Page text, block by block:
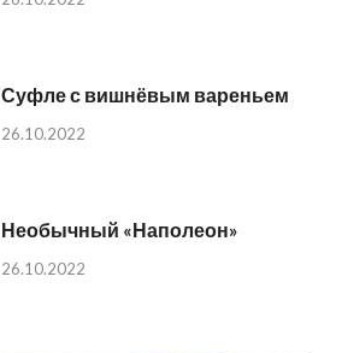
Суфле с вишнёвым вареньем
26.10.2022
Необычный «Наполеон»
26.10.2022